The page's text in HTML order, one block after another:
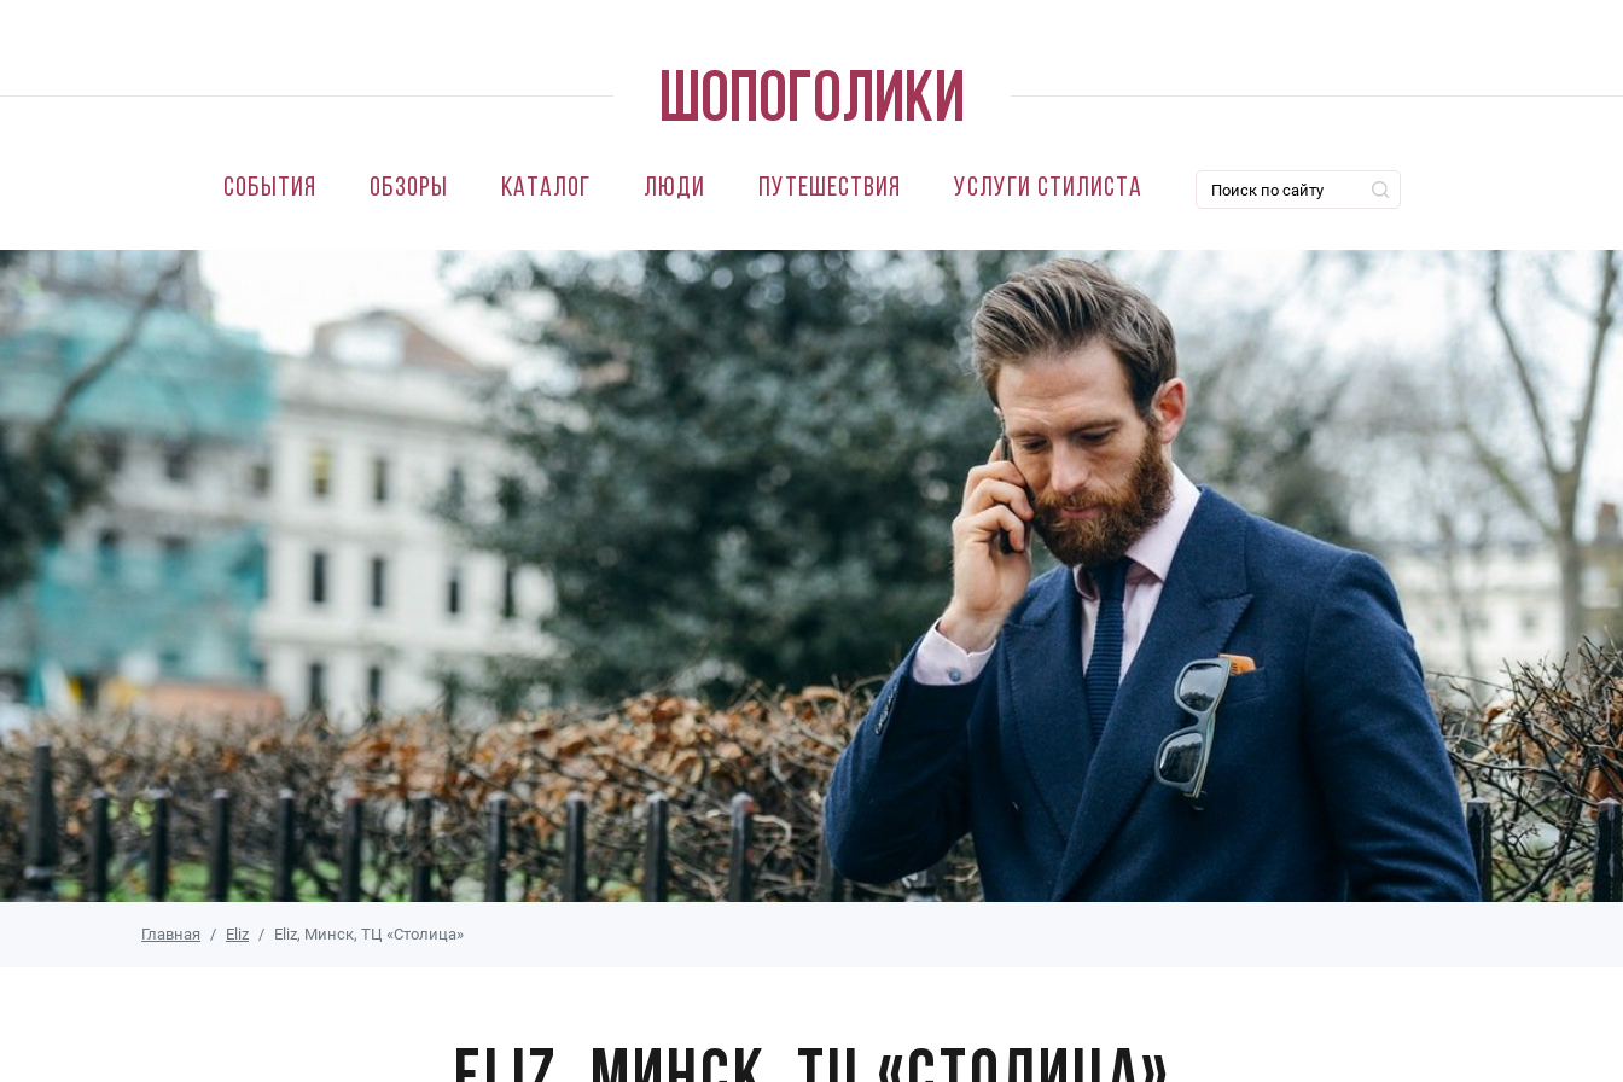
События Обзоры Каталог Люди Путешествия Услуги стилиста
Главная Eliz Eliz, Минск, ТЦ «Столица»